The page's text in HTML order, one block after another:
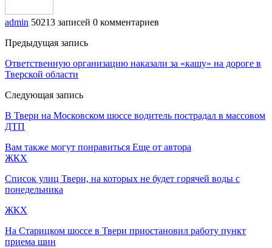
admin 50213 записей 0 комментариев
Предыдущая запись
Ответственную организацию наказали за «кашу» на дороге в
Тверской области
Следующая запись
В Твери на Московском шоссе водитель пострадал в массовом
ДТП
Вам также могут понравиться Еще от автора
ЖКХ
Список улиц Твери, на которых не будет горячей воды с
понедельника
ЖКХ
На Старицком шоссе в Твери приостановил работу пункт
приема шин